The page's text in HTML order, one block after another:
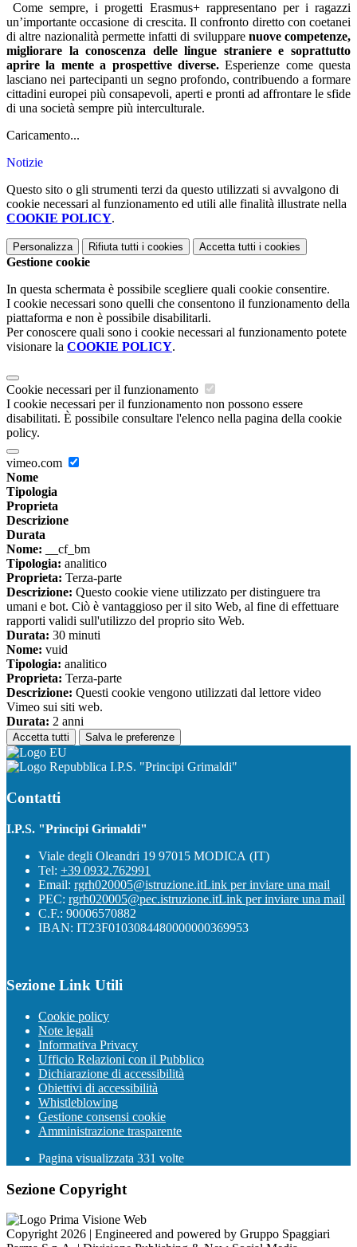
Come sempre, i progetti Erasmus+ rappresentano per i ragazzi
un’importante occasione di crescita. Il confronto diretto con coetanei
di altre nazionalità permette infatti di sviluppare nuove competenze,
migliorare la conoscenza delle lingue straniere e soprattutto
aprire la mente a prospettive diverse.Esperienze come questa
lasciano nei partecipanti un segno profondo, contribuendo a formare
cittadini europei più consapevoli, aperti e pronti ad affrontare le sfide
di una società sempre più interculturale.
Caricamento...
Notizie
Questo sito o gli strumenti terzi da questo utilizzati si avvalgono di
cookie necessari al funzionamento ed utili alle finalità illustrate nella
COOKIE POLICY.
Personalizza Rifiuta tutti i cookies Accetta tutti i cookies
Gestione cookie
In questa schermata è possibile scegliere quali cookie consentire.
I cookie necessari sono quelli che consentono il funzionamento della
piattaforma e non è possibile disabilitarli.
Per conoscere quali sono i cookie necessari al funzionamento potete
visionare la COOKIE POLICY.
Cookie necessari per il funzionamento
I cookie necessari per il funzionamento non possono essere
disabilitati. È possibile consultare l'elenco nella pagina della cookie
policy.
vimeo.com
Nome
Tipologia
Proprieta
Descrizione
Durata
Nome: __cf_bm
Tipologia: analitico
Proprieta: Terza-parte
Descrizione: Questo cookie viene utilizzato per distinguere tra
umani e bot. Ciò è vantaggioso per il sito Web, al fine di effettuare
rapporti validi sull'utilizzo del proprio sito Web.
Durata: 30 minuti
Nome: vuid
Tipologia: analitico
Proprieta: Terza-parte
Descrizione: Questi cookie vengono utilizzati dal lettore video
Vimeo sui siti web.
Durata: 2 anni
Accetta tutti Salva le preferenze
I.P.S. "Principi Grimaldi"
Contatti
I.P.S. "Principi Grimaldi"
Viale degli Oleandri 19 97015 MODICA (IT)
Tel: +39 0932.762991
Email: rgrh020005@istruzione.itLink per inviare una mail
PEC: rgrh020005@pec.istruzione.itLink per inviare una mail
C.F.: 90006570882
IBAN: IT23F0103084480000000369953
Sezione Link Utili
Cookie policy
Note legali
Informativa Privacy
Ufficio Relazioni con il Pubblico
Dichiarazione di accessibilità
Obiettivi di accessibilità
Whistleblowing
Gestione consensi cookie
Amministrazione trasparente
Pagina visualizzata 331 volte
Sezione Copyright
Copyright 2026 | Engineered and powered by Gruppo Spaggiari